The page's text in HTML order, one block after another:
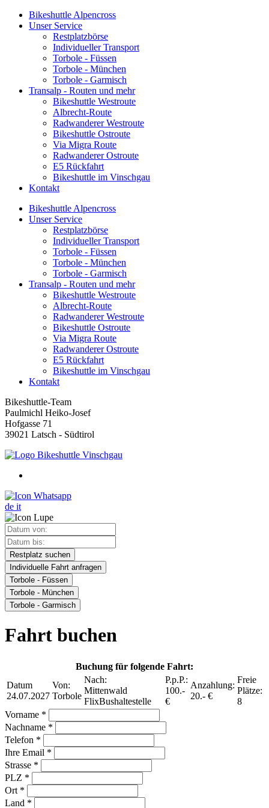
Bikeshuttle Alpencross
Unser Service
Restplatzbörse
Individueller Transport
Torbole - Füssen
Torbole - München
Torbole - Garmisch
Transalp - Routen und mehr
Bikeshuttle Westroute
Albrecht-Route
Radwanderer Westroute
Bikeshuttle Ostroute
Via Migra Route
Radwanderer Ostroute
E5 Rückfahrt
Bikeshuttle im Vinschgau
Kontakt
Bikeshuttle Alpencross
Unser Service
Restplatzbörse
Individueller Transport
Torbole - Füssen
Torbole - München
Torbole - Garmisch
Transalp - Routen und mehr
Bikeshuttle Westroute
Albrecht-Route
Radwanderer Westroute
Bikeshuttle Ostroute
Via Migra Route
Radwanderer Ostroute
E5 Rückfahrt
Bikeshuttle im Vinschgau
Kontakt
Bikeshuttle-Team
Paulmichl Heiko-Josef
Hofgasse 71
39021 Latsch - Südtirol
de it
Restplatz suchen
Individuelle Fahrt anfragen
Torbole - Füssen
Torbole - München
Torbole - Garmisch
Fahrt buchen
Buchung für folgende Fahrt:
Datum
24.07.2027
Von:
Torbole
Nach:
Mittenwald
FlixBushaltestelle
P.p.P.:
100.-
€
Anzahlung:
20.- €
Freie
Plätze:
8
Vorname *
Nachname *
Telefon *
Ihre Email *
Strasse *
PLZ *
Ort *
Land *